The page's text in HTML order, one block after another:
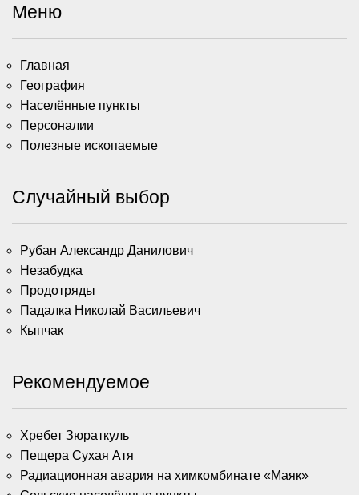
Меню
Главная
География
Населённые пункты
Персоналии
Полезные ископаемые
Случайный выбор
Рубан Александр Данилович
Незабудка
Продотряды
Падалка Николай Васильевич
Кыпчак
Рекомендуемое
Хребет Зюраткуль
Пещера Сухая Атя
Радиационная авария на химкомбинате «Маяк»